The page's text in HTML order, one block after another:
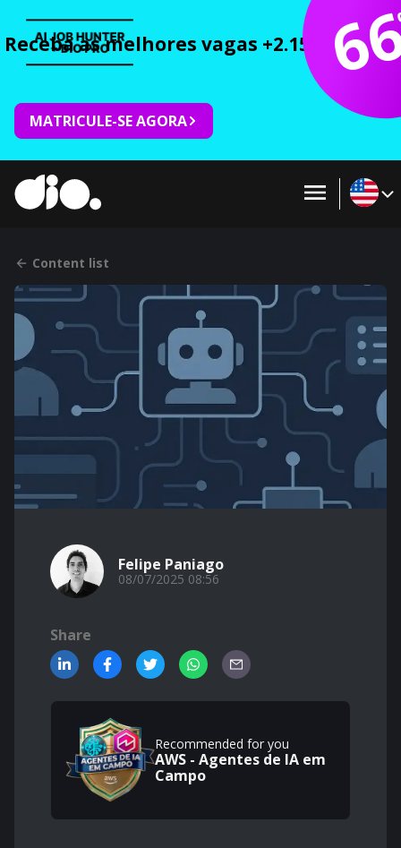
Receba as melhores vagas +2.150 cursos
MATRICULE-SE AGORA
Content list
Felipe Paniago
08/07/2025 08:56
Share
Recommended for you
AWS - Agentes de IA em
Campo